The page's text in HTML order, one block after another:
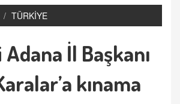
TÜRKİYE
İl Başkanı
kınama